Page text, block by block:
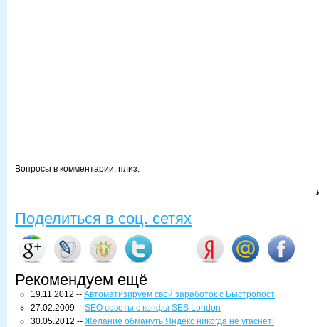
Вопросы в комментарии, плиз.
Поделиться в соц. сетях
Рекомендуем ещё
19.11.2012 -- Автоматизируем свой заработок с Быстропост
27.02.2009 -- SEO советы с конфы SES London
30.05.2012 -- Желание обмануть Яндекс никогда не угаснет!